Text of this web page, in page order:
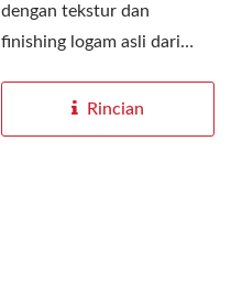
dengan tekstur dan
finishing logam asli dari
Rincian